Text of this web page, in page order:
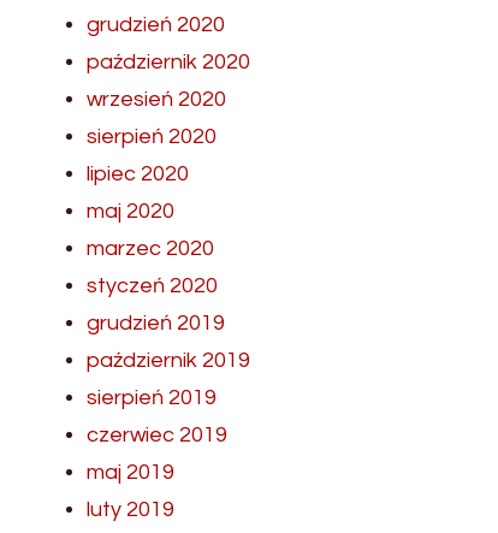
grudzień 2020
październik 2020
wrzesień 2020
sierpień 2020
lipiec 2020
maj 2020
marzec 2020
styczeń 2020
grudzień 2019
październik 2019
sierpień 2019
czerwiec 2019
maj 2019
luty 2019